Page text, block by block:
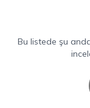
Bu listede şu